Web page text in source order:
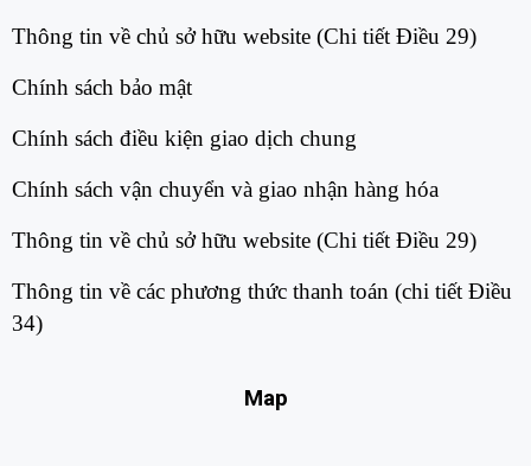
Thông tin về chủ sở hữu website (Chi tiết Điều 29)​
Chính sách bảo mật​
Chính sách điều kiện giao dịch chung​
Chính sách vận chuyển và giao nhận hàng hóa​
Thông tin về chủ sở hữu website (Chi tiết Điều 29)​
Thông tin về các phương thức thanh toán (chi tiết Điều
34)​
Map